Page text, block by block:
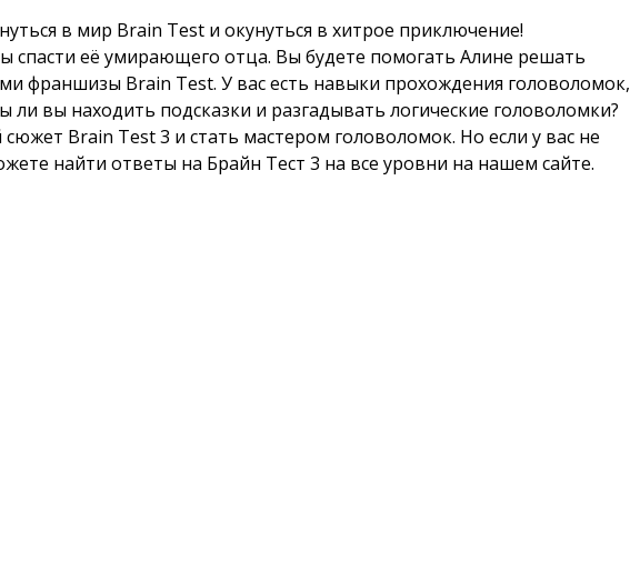
в мир Brain Test и окунуться в хитрое приключение!
спасти её умирающего отца. Вы будете помогать Алине решать
франшизы Brain Test. У вас есть навыки прохождения головоломок,
вы находить подсказки и разгадывать логические головоломки?
Brain Test 3 и стать мастером головоломок. Но если у вас не
найти ответы на Брайн Тест 3 на все уровни на нашем сайте.